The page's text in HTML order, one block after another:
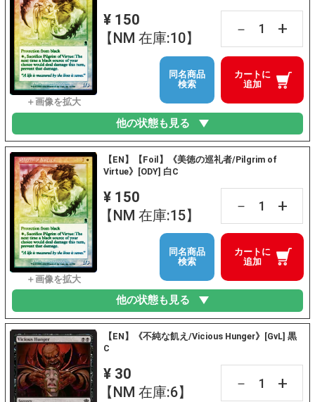
¥ 150
【NM 在庫:10】
－ +
カートに
追加
同名商品
検索
他の状態も見る
【EN】【Foil】《美徳の巡礼者/Pilgrim of
Virtue》[ODY] 白C
¥ 150
【NM 在庫:15】
－ +
カートに
追加
同名商品
検索
他の状態も見る
【EN】《不純な飢え/Vicious Hunger》[GvL] 黒
C
¥ 30
【NM 在庫:6】
－ +